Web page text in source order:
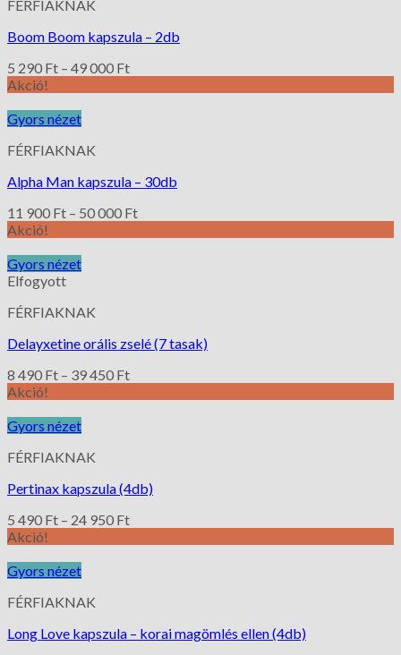
FÉRFIAKNAK
Boom Boom kapszula – 2db
5 290 Ft – 49 000 Ft
Akció!
Gyors nézet
FÉRFIAKNAK
Alpha Man kapszula – 30db
11 900 Ft – 50 000 Ft
Akció!
Gyors nézet
Elfogyott
FÉRFIAKNAK
Delayxetine orális zselé (7 tasak)
8 490 Ft – 39 450 Ft
Akció!
Gyors nézet
FÉRFIAKNAK
Pertinax kapszula (4db)
5 490 Ft – 24 950 Ft
Akció!
Gyors nézet
FÉRFIAKNAK
Long Love kapszula – korai magömlés ellen (4db)